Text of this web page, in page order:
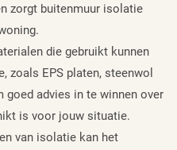
zorgt buitenmuur isolatie
die gebruikt kunnen
zoals EPS platen, steenwol
advies in te winnen over
is voor jouw situatie.
van isolatie kan het